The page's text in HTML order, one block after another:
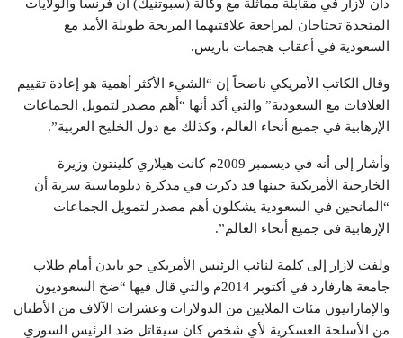
دان لازار في مقابلة مماثلة مع وكالة (سبوتنيك) أن فرنسا والولايات
المتحدة تحتاجان لمراجعة علاقتيهما المربحة طويلة الأمد مع
السعودية في أعقاب هجمات باريس.
وقال الكاتب الأمريكي ناصحاً إن “الشيء الأكثر أهمية هو إعادة تقييم
العلاقات مع السعودية” والتي أكد أنها “أهم مصدر لتمويل الجماعات
الإرهابية في جميع أنحاء العالم، وكذلك مع دول الخليج العربية”.
وأشار إلى أنه في ديسمبر 2009م كانت هيلاري كلينتون وزيرة
الخارجية الأمريكية حينها قد ذكرت في مذكرة دبلوماسية سرية أن
“المانحين في السعودية يشكلون أهم مصدر لتمويل الجماعات
الإرهابية في جميع أنحاء العالم”.
ولفت لازار إلى كلمة لنائب الرئيس الأمريكي جو بايدن أمام طلاب
جامعة هارفارد في أكتوبر 2014م والتي قال فيها “ضخ السعوديون
والإماراتيون مئات الملايين من الدولارات وعشرات الآلاف من الأطنان
من الأسلحة العسكرية لأي شخص كان سيقاتل ضد الرئيس السوري